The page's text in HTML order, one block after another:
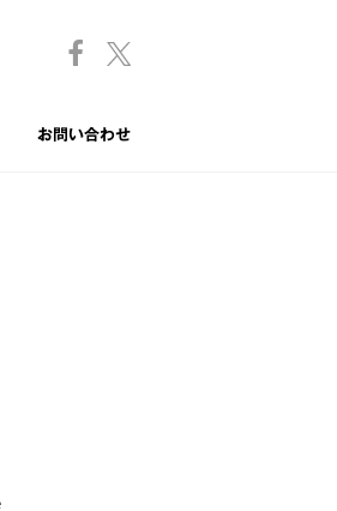
お問い合わせ